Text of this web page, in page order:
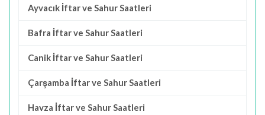
Ayvacık İftar ve Sahur Saatleri
Bafra İftar ve Sahur Saatleri
Canik İftar ve Sahur Saatleri
Çarşamba İftar ve Sahur Saatleri
Havza İftar ve Sahur Saatleri